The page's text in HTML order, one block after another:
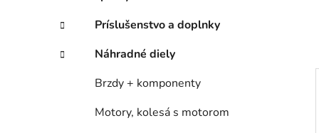
l
Príslušenstvo a doplnky
Náhradné diely
Brzdy + komponenty
Motory, kolesá s motorom